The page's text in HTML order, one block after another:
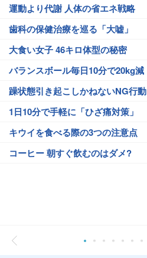
運動より代謝 人体の省エネ戦略
歯科の保健治療を巡る「大嘘」
大食い女子 46キロ体型の秘密
バランスボール毎日10分で20kg減
躁状態引き起こしかねないNG行動
1日10分で手軽に「ひざ痛対策」
キウイを食べる際の3つの注意点
コーヒー 朝すぐ飲むのはダメ?